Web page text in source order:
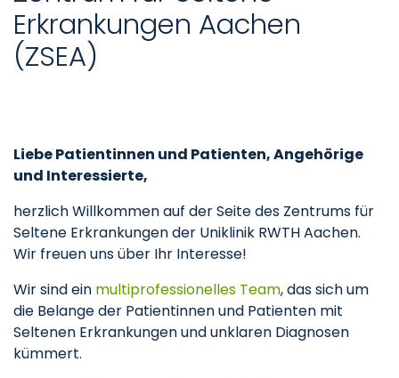
Erkrankungen Aachen
(ZSEA)
Liebe Patientinnen und Patienten, Angehörige
und Interessierte,
herzlich Willkommen auf der Seite des Zentrums für
Seltene Erkrankungen der Uniklinik RWTH Aachen.
Wir freuen uns über Ihr Interesse!
Wir sind ein multiprofessionelles Team, das sich um
die Belange der Patientinnen und Patienten mit
Seltenen Erkrankungen und unklaren Diagnosen
kümmert.